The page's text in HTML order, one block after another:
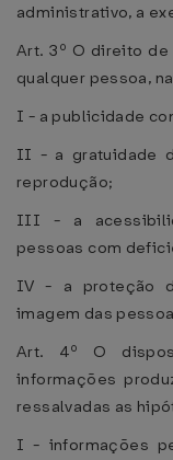
administrativo, a
Art. 3º O direito
qualquer pessoa,
I - a publicidade
II - a gratuidade
reprodução;
III - a
pessoas com
IV - a proteção
imagem das
Art. 4º O
informações
ressalvadas as
I - informações